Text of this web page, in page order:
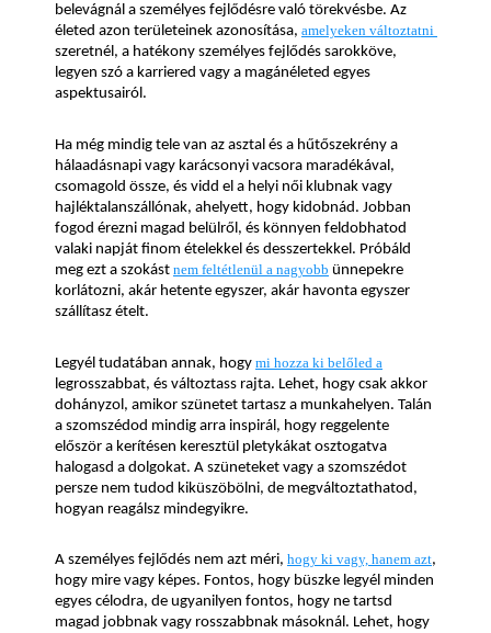
belevágnál a személyes fejlődésre való törekvésbe. Az
életed azon területeinek azonosítása,
szeretnél, a hatékony személyes fejlődés sarokköve,
legyen szó a karriered vagy a magánéleted egyes
aspektusairól.
Ha még mindig tele van az asztal és a hűtőszekrény a
hálaadásnapi vagy karácsonyi vacsora maradékával,
csomagold össze, és vidd el a helyi női klubnak vagy
hajléktalanszállónak, ahelyett, hogy kidobnád. Jobban
fogod érezni magad belülről, és könnyen feldobhatod
valaki napját finom ételekkel és desszertekkel. Próbáld
meg ezt a szokást nem feltétlenül a nagyobb ünnepekre
korlátozni, akár hetente egyszer, akár havonta egyszer
szállítasz ételt.
Legyél tudatában annak, hogy mi hozza ki belőled a
legrosszabbat, és változtass rajta. Lehet, hogy csak akkor
dohányzol, amikor szünetet tartasz a munkahelyen. Talán
a szomszédod mindig arra inspirál, hogy reggelente
először a kerítésen keresztül pletykákat osztogatva
halogasd a dolgokat. A szüneteket vagy a szomszédot
persze nem tudod kiküszöbölni, de megváltoztathatod,
hogyan reagálsz mindegyikre.
A személyes fejlődés nem azt méri, hogy ki vagy, hanem azt,
hogy mire vagy képes. Fontos, hogy büszke legyél minden
egyes célodra, de ugyanilyen fontos, hogy ne tartsd
magad jobbnak vagy rosszabbnak másoknál. Lehet, hogy